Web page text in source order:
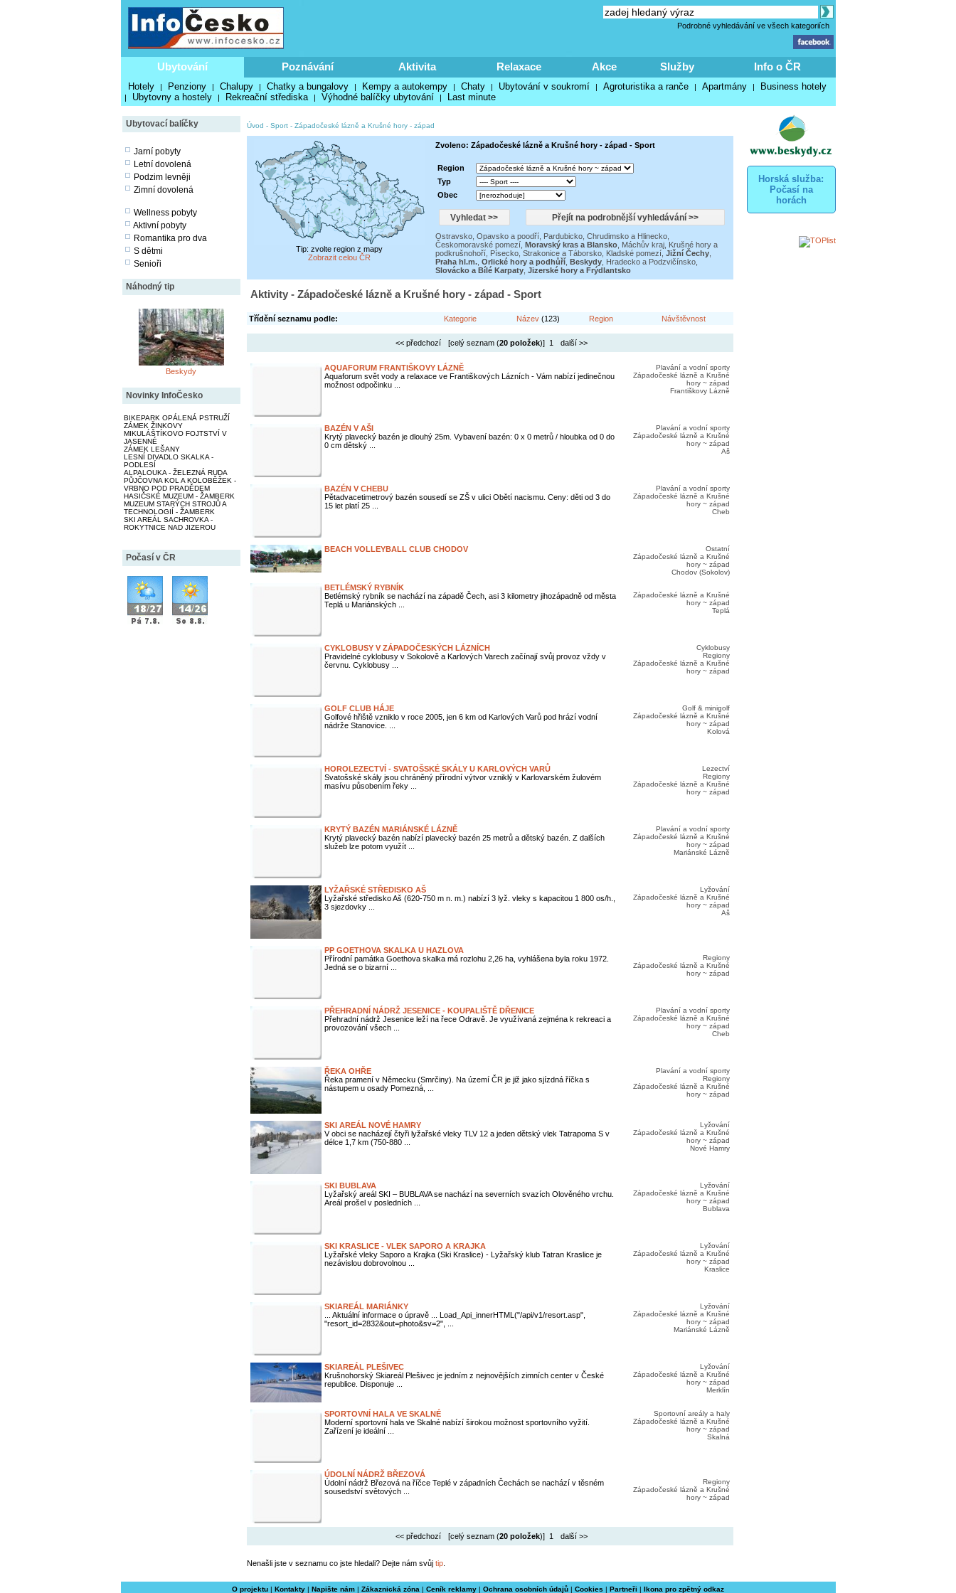
Podrobné vyhledávání ve všech kategoriích
Ubytování Poznávání Aktivita Relaxace Akce Služby Info o ČR
Hotely | Penziony | Chalupy | Chatky a bungalovy | Kempy a autokempy | Chaty | Ubytování v soukromí | Agroturistika a ranče | Apartmány | Business hotely
| Ubytovny a hostely | Rekreační střediska | Výhodné balíčky ubytování | Last minute
Ubytovací balíčky
Jarní pobyty
Letní dovolená
Podzim levněji
Zimní dovolená
Wellness pobyty
Aktivní pobyty
Romantika pro dva
S dětmi
Senioři
Náhodný tip
Beskydy
Novinky InfoČesko
BIKEPARK OPÁLENÁ PSTRUŽÍ
ZÁMEK ŽINKOVY
MIKULÁŠTÍKOVO FOJTSTVÍ V
JASENNÉ
ZÁMEK LEŠANY
LESNÍ DIVADLO SKALKA -
PODLESÍ
ALPALOUKA - ŽELEZNÁ RUDA
PŮJČOVNA KOL A KOLOBĚŽEK -
VRBNO POD PRADĚDEM
HASIČSKÉ MUZEUM - ŽAMBERK
MUZEUM STARÝCH STROJŮ A
TECHNOLOGIÍ - ŽAMBERK
SKI AREÁL SACHROVKA -
ROKYTNICE NAD JIZEROU
Počasí v ČR
Horská služba:
Počasí na
horách
Úvod - Sport- Západočeské lázně a Krušné hory - západ
Tip: zvolte region z mapy
Zobrazit celou ČR
Zvoleno: Západočeské lázně a Krušné hory - západ - Sport
Region
Typ
Obec
Ostravsko, Opavsko a poodří, Pardubicko, Chrudimsko a Hlinecko,
Českomoravské pomezí, Moravský kras a Blansko, Máchův kraj, Krušné hory a
podkrušnohoří, Písecko, Strakonice a Táborsko, Kladské pomezí, Jižní Čechy,
Praha hl.m., Orlické hory a podhůří, Beskydy, Hradecko a Podzvičínsko,
Slovácko a Bílé Karpaty, Jizerské hory a Frýdlantsko
Aktivity - Západočeské lázně a Krušné hory - západ - Sport
Třídění seznamu podle: Kategorie Název(123) Region Návštěvnost
<< předchozí [celý seznam (20 položek)] 1 další >>
AQUAFORUM FRANTIŠKOVY LÁZNĚ
Aquaforum svět vody a relaxace ve Františkových Lázních - Vám nabízí jedinečnou
možnost odpočinku ...
Plavání a vodní sporty
Západočeské lázně a Krušné
hory ~ západ
Františkovy Lázně
BAZÉN V AŠI
Krytý plavecký bazén je dlouhý 25m. Vybavení bazén: 0 x 0 metrů / hloubka od 0 do
0 cm dětský ...
Plavání a vodní sporty
Západočeské lázně a Krušné
hory ~ západ
Aš
BAZÉN V CHEBU
Pětadvacetimetrový bazén sousedí se ZŠ v ulici Obětí nacismu. Ceny: děti od 3 do
15 let platí 25 ...
Plavání a vodní sporty
Západočeské lázně a Krušné
hory ~ západ
Cheb
BEACH VOLLEYBALL CLUB CHODOV
Ostatní
Západočeské lázně a Krušné
hory ~ západ
Chodov (Sokolov)
BETLÉMSKÝ RYBNÍK
Betlémský rybník se nachází na západě Čech, asi 3 kilometry jihozápadně od města
Teplá u Mariánských ...
Západočeské lázně a Krušné
hory ~ západ
Teplá
CYKLOBUSY V ZÁPADOČESKÝCH LÁZNÍCH
Pravidelné cyklobusy v Sokolově a Karlových Varech začínají svůj provoz vždy v
červnu. Cyklobusy ...
Cyklobusy
Regiony
Západočeské lázně a Krušné
hory ~ západ
GOLF CLUB HÁJE
Golfové hřiště vzniklo v roce 2005, jen 6 km od Karlových Varů pod hrází vodní
nádrže Stanovice. ...
Golf & minigolf
Západočeské lázně a Krušné
hory ~ západ
Kolová
HOROLEZECTVÍ - SVATOŠSKÉ SKÁLY U KARLOVÝCH VARŮ
Svatošské skály jsou chráněný přírodní výtvor vzniklý v Karlovarském žulovém
masívu působením řeky ...
Lezectví
Regiony
Západočeské lázně a Krušné
hory ~ západ
KRYTÝ BAZÉN MARIÁNSKÉ LÁZNĚ
Krytý plavecký bazén nabízí plavecký bazén 25 metrů a dětský bazén. Z dalších
služeb lze potom využít ...
Plavání a vodní sporty
Západočeské lázně a Krušné
hory ~ západ
Mariánské Lázně
LYŽAŘSKÉ STŘEDISKO AŠ
Lyžařské středisko Aš (620-750 m n. m.) nabízí 3 lyž. vleky s kapacitou 1 800 os/h.,
3 sjezdovky ...
Lyžování
Západočeské lázně a Krušné
hory ~ západ
Aš
PP GOETHOVA SKALKA U HAZLOVA
Přírodní památka Goethova skalka má rozlohu 2,26 ha, vyhlášena byla roku 1972.
Jedná se o bizarní ...
Regiony
Západočeské lázně a Krušné
hory ~ západ
PŘEHRADNÍ NÁDRŽ JESENICE - KOUPALIŠTĚ DŘENICE
Přehradní nádrž Jesenice leží na řece Odravě. Je využívaná zejména k rekreaci a
provozování všech ...
Plavání a vodní sporty
Západočeské lázně a Krušné
hory ~ západ
Cheb
ŘEKA OHŘE
Řeka pramení v Německu (Smrčiny). Na území ČR je již jako sjízdná říčka s
nástupem u osady Pomezná, ...
Plavání a vodní sporty
Regiony
Západočeské lázně a Krušné
hory ~ západ
SKI AREÁL NOVÉ HAMRY
V obci se nacházejí čtyři lyžařské vleky TLV 12 a jeden dětský vlek Tatrapoma S v
délce 1,7 km (750-880 ...
Lyžování
Západočeské lázně a Krušné
hory ~ západ
Nové Hamry
SKI BUBLAVA
Lyžařský areál SKI – BUBLAVA se nachází na severních svazích Olověného vrchu.
Areál prošel v posledních ...
Lyžování
Západočeské lázně a Krušné
hory ~ západ
Bublava
SKI KRASLICE - VLEK SAPORO A KRAJKA
Lyžařské vleky Saporo a Krajka (Ski Kraslice) - Lyžařský klub Tatran Kraslice je
nezávislou dobrovolnou ...
Lyžování
Západočeské lázně a Krušné
hory ~ západ
Kraslice
SKIAREÁL MARIÁNKY
... Aktuální informace o úpravě ... Load_Api_innerHTML("/api/v1/resort.asp",
"resort_id=2832&out=photo&sv=2", ...
Lyžování
Západočeské lázně a Krušné
hory ~ západ
Mariánské Lázně
SKIAREÁL PLEŠIVEC
Krušnohorský Skiareál Plešivec je jedním z nejnovějších zimních center v České
republice. Disponuje ...
Lyžování
Západočeské lázně a Krušné
hory ~ západ
Merklín
SPORTOVNÍ HALA VE SKALNÉ
Moderní sportovní hala ve Skalné nabízí širokou možnost sportovního vyžití.
Zařízení je ideální ...
Sportovní areály a haly
Západočeské lázně a Krušné
hory ~ západ
Skalná
ÚDOLNÍ NÁDRŽ BŘEZOVÁ
Údolní nádrž Březová na říčce Teplé v západních Čechách se nachází v těsném
sousedství světových ...
Regiony
Západočeské lázně a Krušné
hory ~ západ
<< předchozí [celý seznam (20 položek)] 1 další >>
Nenašli jste v seznamu co jste hledali? Dejte nám svůj tip.
O projektu | Kontakty | Napište nám | Zákaznická zóna | Ceník reklamy | Ochrana osobních údajů | Cookies | Partneři | Ikona pro zpětný odkaz